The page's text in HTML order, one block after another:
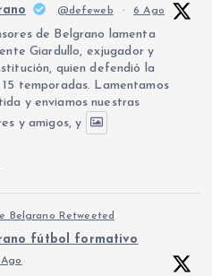
@defeweb · 6 Ago
de Belgrano lamenta
Giardullo, exjugador y
quien defendió la
temporadas. Lamentamos
y enviamos nuestras
y amigos, y
Belgrano Retweeted
fútbol formativo